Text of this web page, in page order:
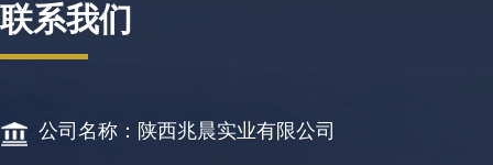
联系我们
公司名称：陕西兆晨实业有限公司